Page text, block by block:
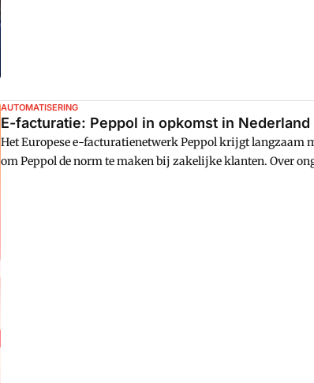
AUTOMATISERING
E-facturatie: Peppol in opkomst in Nederland
Het Europese e-facturatienetwerk Peppol krijgt langzaam
om Peppol de norm te maken bij zakelijke klanten. Over